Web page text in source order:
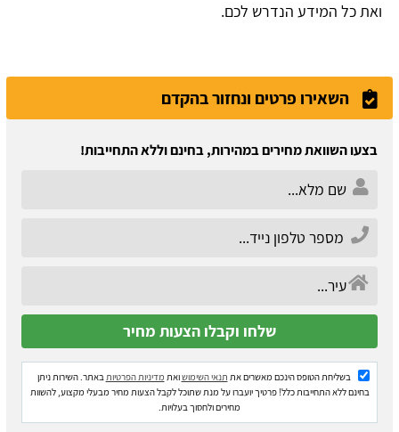
ואת כל המידע הנדרש לכם.
השאירו פרטים ונחזור בהקדם
בצעו השוואת מחירים במהירות, בחינם וללא התחייבות!
בשליחת הטופס הינכם מאשרים את תנאי השימושואת מדיניות הפרטיותבאתר. השירות ניתן
בחינם ללא התחייבות כלל! פרטיך יועברו על מנת שתוכל לקבל הצעות מחיר מבעלי מקצוע, להשוות
מחירים ולחסוך בעלויות.